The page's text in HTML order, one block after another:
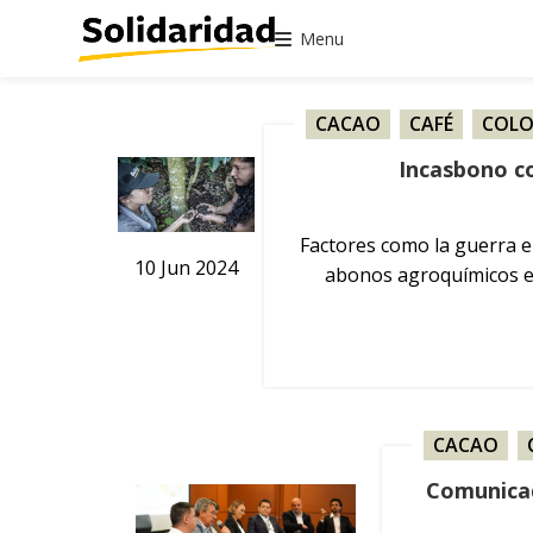
Menu
10 Jun 2024
CACAO CAFÉ
Incasbono
Factores como la guerra
abonos agroquímicos
CACAO